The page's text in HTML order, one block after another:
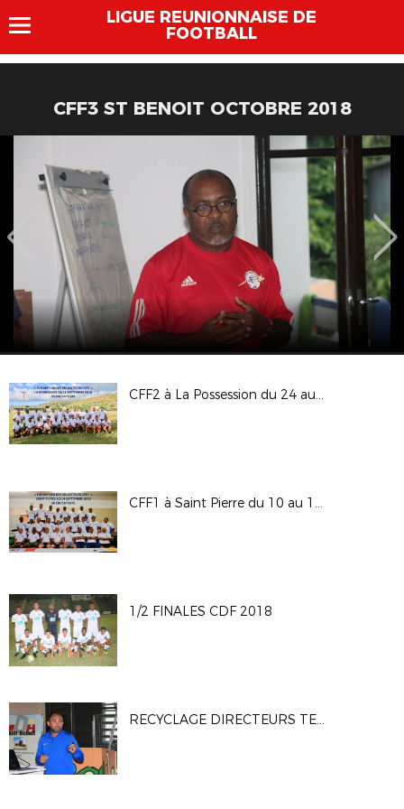
LIGUE REUNIONNAISE DE
FOOTBALL
CFF3 ST BENOIT OCTOBRE 2018
CFF2 à La Possession du 24 au 28 septembre 2018
CFF1 à Saint Pierre du 10 au 14 septembre 2018
1/2 FINALES CDF 2018
RECYCLAGE DIRECTEURS TECHNIQUES - 15/09/2018